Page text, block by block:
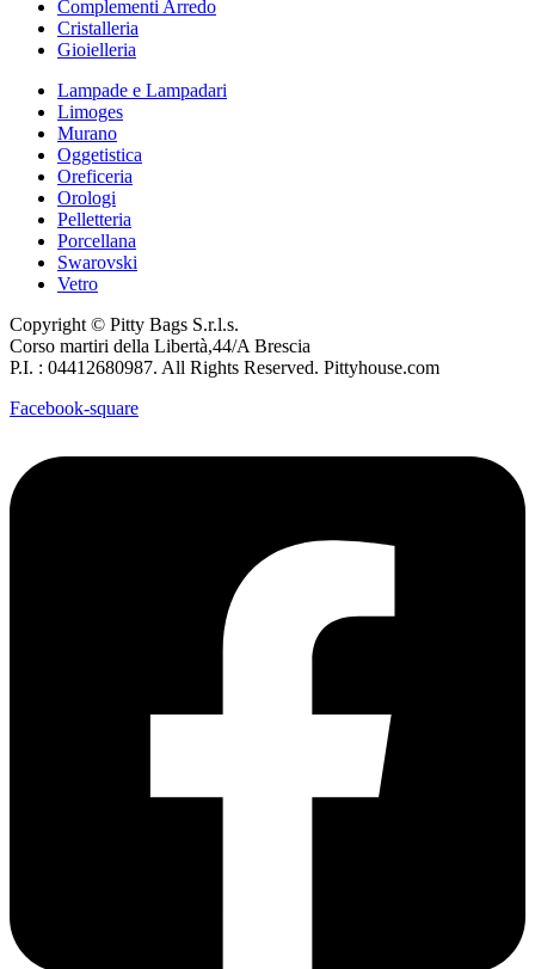
Complementi Arredo
Cristalleria
Gioielleria
Lampade e Lampadari
Limoges
Murano
Oggetistica
Oreficeria
Orologi
Pelletteria
Porcellana
Swarovski
Vetro
Copyright © Pitty Bags S.r.l.s.
Corso martiri della Libertà,44/A Brescia
P.I. : 04412680987. All Rights Reserved. Pittyhouse.com
Facebook-square